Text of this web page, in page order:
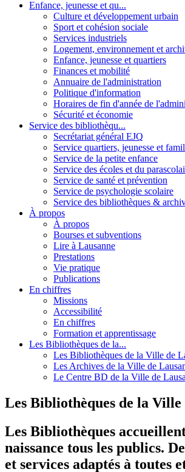
Enfance, jeunesse et qu...
Culture et développement urbain
Sport et cohésion sociale
Services industriels
Logement, environnement et
Enfance, jeunesse et quartiers
Finances et mobilité
Annuaire de l'administration
Politique d'information
Horaires de fin d'année de
Sécurité et économie
Service des bibliothèqu...
Secrétariat général EJQ
Service quartiers, jeunesse et
Service de la petite enfance
Service des écoles et du
Service de santé et prévention
Service de psychologie scolaire
Service des bibliothèques &
À propos
À propos
Bourses et subventions
Lire à Lausanne
Prestations
Vie pratique
Publications
En chiffres
Missions
Accessibilité
En chiffres
Formation et apprentissage
Les Bibliothèques de la...
Les Bibliothèques de la Ville de
Les Archives de la Ville de
Le Centre BD de la Ville de
Les Bibliothèques de la Ville
Les Bibliothèques
naissance tous les publics.
et services adaptés à toutes